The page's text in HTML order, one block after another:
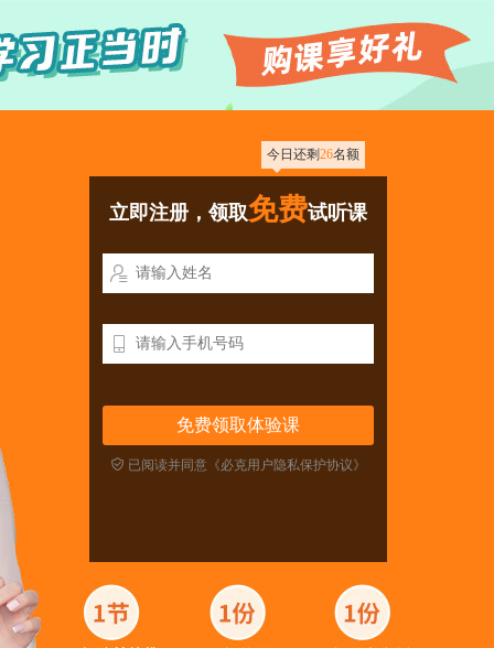
今日还剩26名额
立即注册，领取免费试听课


 已阅读并同意《必克用户隐私保护协议》